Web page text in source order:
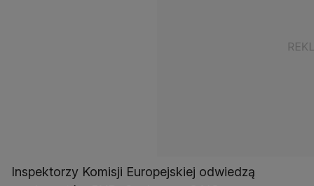
Inspektorzy Komisji Europejskiej odwiedzą